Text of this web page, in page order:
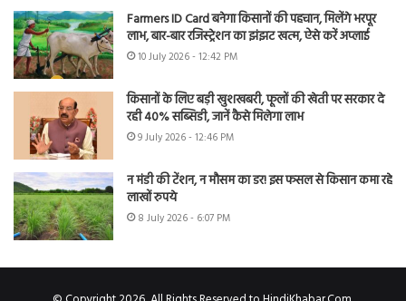
Farmers ID Card बनेगा किसानों की पहचान, मिलेंगे भरपूर
लाभ, बार-बार रजिस्ट्रेशन का झंझट खत्म, ऐसे करें अप्लाई
10 July 2026 - 12:42 PM
किसानों के लिए बड़ी खुशखबरी, फूलों की खेती पर सरकार दे
रही 40% सब्सिडी, जानें कैसे मिलेगा लाभ
9 July 2026 - 12:46 PM
न मंडी की टेंशन, न मौसम का डर! इस फसल से किसान कमा रहे
लाखों रुपये
8 July 2026 - 6:07 PM